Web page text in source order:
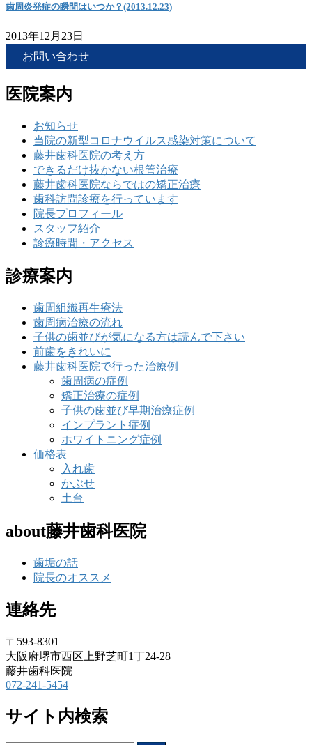
歯周炎発症の瞬間はいつか？(2013.12.23)
2013年12月23日
お問い合わせ
医院案内
お知らせ
当院の新型コロナウイルス感染対策について
藤井歯科医院の考え方
できるだけ抜かない根管治療
藤井歯科医院ならではの矯正治療
歯科訪問診療を行っています
院長プロフィール
スタッフ紹介
診療時間・アクセス
診療案内
歯周組織再生療法
歯周病治療の流れ
子供の歯並びが気になる方は読んで下さい
前歯をきれいに
藤井歯科医院で行った治療例
歯周病の症例
矯正治療の症例
子供の歯並び早期治療症例
インプラント症例
ホワイトニング症例
価格表
入れ歯
かぶせ
土台
about藤井歯科医院
歯垢の話
院長のオススメ
連絡先
〒593-8301
大阪府堺市西区上野芝町1丁24-28
藤井歯科医院
072-241-5454
サイト内検索